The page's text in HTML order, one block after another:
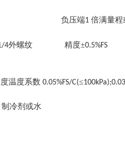
负压端1 倍满量程
4外螺纹 精度±0.5%FS
温度系数 0.05%FS/C(≤
或水